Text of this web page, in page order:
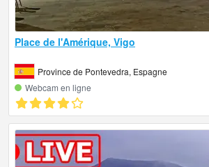
Place de l'Amérique, Vigo
Province de Pontevedra, Espagne
Webcam en ligne